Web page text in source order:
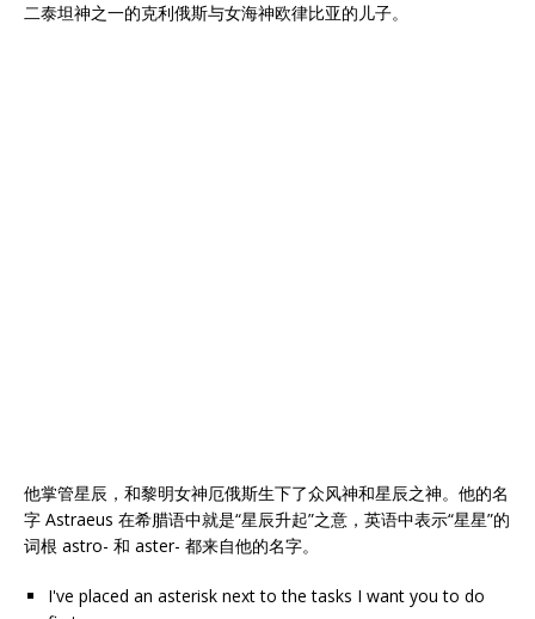
二泰坦神之一的克利俄斯与女海神欧律比亚的儿子。
他掌管星辰，和黎明女神厄俄斯生下了众风神和星辰之神。他的名
字 Astraeus 在希腊语中就是“星辰升起”之意，英语中表示“星星”的
词根 astro- 和 aster- 都来自他的名字。
I've placed an asterisk next to the tasks I want you to do